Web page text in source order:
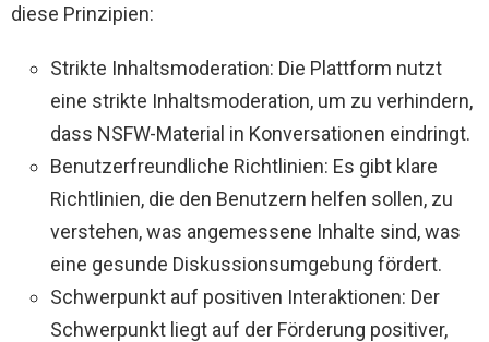
diese Prinzipien:
Strikte Inhaltsmoderation: Die Plattform nutzt
eine strikte Inhaltsmoderation, um zu verhindern,
dass NSFW-Material in Konversationen eindringt.
Benutzerfreundliche Richtlinien: Es gibt klare
Richtlinien, die den Benutzern helfen sollen, zu
verstehen, was angemessene Inhalte sind, was
eine gesunde Diskussionsumgebung fördert.
Schwerpunkt auf positiven Interaktionen: Der
Schwerpunkt liegt auf der Förderung positiver,